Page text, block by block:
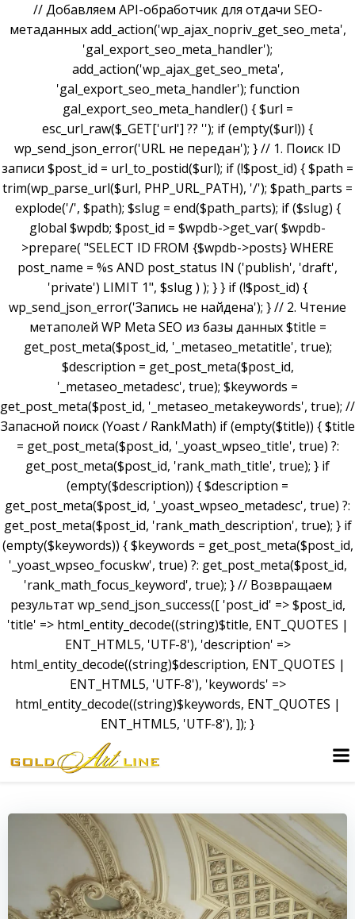
// Добавляем API-обработчик для отдачи SEO-
метаданных add_action('wp_ajax_nopriv_get_seo_meta',
'gal_export_seo_meta_handler');
add_action('wp_ajax_get_seo_meta',
'gal_export_seo_meta_handler'); function
gal_export_seo_meta_handler() { $url =
esc_url_raw($_GET['url'] ?? ''); if (empty($url)) {
wp_send_json_error('URL не передан'); } // 1. Поиск ID
записи $post_id = url_to_postid($url); if (!$post_id) { $path =
trim(wp_parse_url($url, PHP_URL_PATH), '/'); $path_parts =
explode('/', $path); $slug = end($path_parts); if ($slug) {
global $wpdb; $post_id = $wpdb->get_var( $wpdb-
>prepare( "SELECT ID FROM {$wpdb->posts} WHERE
post_name = %s AND post_status IN ('publish', 'draft',
'private') LIMIT 1", $slug ) ); } } if (!$post_id) {
wp_send_json_error('Запись не найдена'); } // 2. Чтение
метаполей WP Meta SEO из базы данных $title =
get_post_meta($post_id, '_metaseo_metatitle', true);
$description = get_post_meta($post_id,
'_metaseo_metadesc', true); $keywords =
get_post_meta($post_id, '_metaseo_metakeywords', true); //
Запасной поиск (Yoast / RankMath) if (empty($title)) { $title
= get_post_meta($post_id, '_yoast_wpseo_title', true) ?:
get_post_meta($post_id, 'rank_math_title', true); } if
(empty($description)) { $description =
get_post_meta($post_id, '_yoast_wpseo_metadesc', true) ?:
get_post_meta($post_id, 'rank_math_description', true); } if
(empty($keywords)) { $keywords = get_post_meta($post_id,
'_yoast_wpseo_focuskw', true) ?: get_post_meta($post_id,
'rank_math_focus_keyword', true); } // Возвращаем
результат wp_send_json_success([ 'post_id' => $post_id,
'title' => html_entity_decode((string)$title, ENT_QUOTES |
ENT_HTML5, 'UTF-8'), 'description' =>
html_entity_decode((string)$description, ENT_QUOTES |
ENT_HTML5, 'UTF-8'), 'keywords' =>
html_entity_decode((string)$keywords, ENT_QUOTES |
ENT_HTML5, 'UTF-8'), ]); }